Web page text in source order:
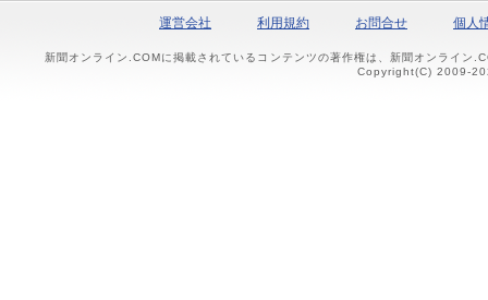
運営会社 利用規約 お問合せ 個人
新聞オンライン.COMに掲載されているコンテンツの著作権は、新聞オンライン
Copyright(C) 2009-